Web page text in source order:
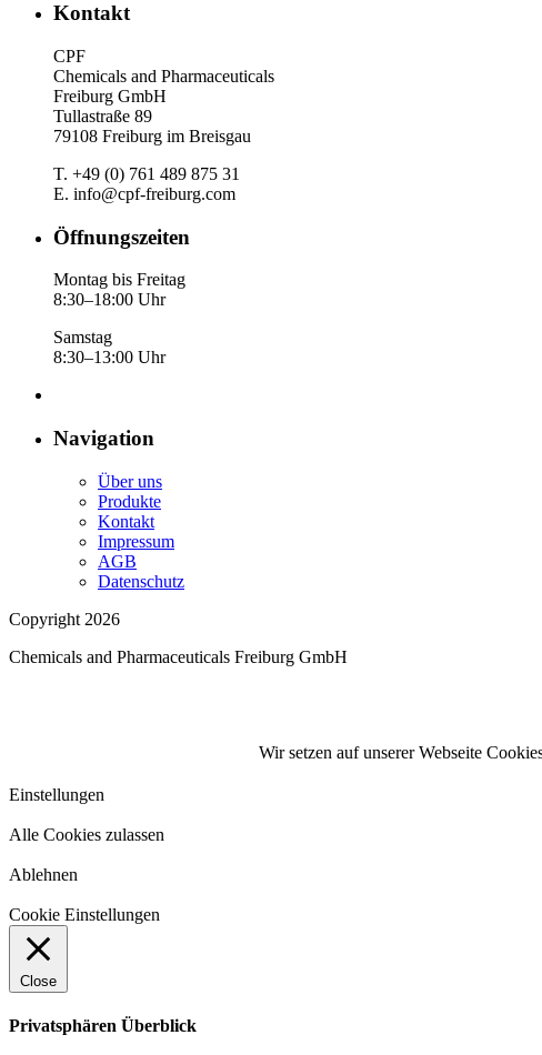
Kontakt
CPF
Chemicals and Pharmaceuticals
Freiburg GmbH
Tullastraße 89
79108 Freiburg im Breisgau
T. +49 (0) 761 489 875 31
E. info@cpf-freiburg.com
Öffnungszeiten
Montag bis Freitag
8:30–18:00 Uhr
Samstag
8:30–13:00 Uhr
Navigation
Über uns
Produkte
Kontakt
Impressum
AGB
Datenschutz
Copyright 2026
Chemicals and Pharmaceuticals Freiburg GmbH
Wir setzen auf unserer Webseite
Einstellungen
Alle Cookies zulassen
Ablehnen
Cookie Einstellungen
Close
Privatsphären Überblick